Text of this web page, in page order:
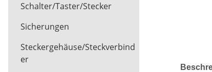
Schalter/Taster/Stecker
Sicherungen
Steckergehäuse/Steckverbind
er